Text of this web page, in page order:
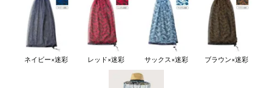
ネイビー×迷彩 レッド×迷彩 サックス×迷彩 ブラウン×迷彩